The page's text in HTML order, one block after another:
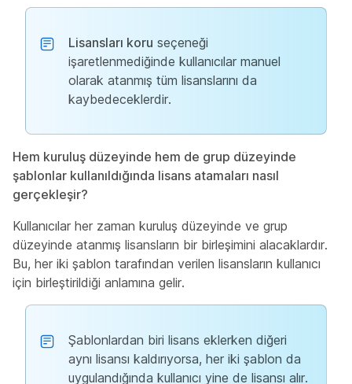
Lisansları koru seçeneği
işaretlenmediğinde kullanıcılar manuel
olarak atanmış tüm lisanslarını da
kaybedeceklerdir.
Hem kuruluş düzeyinde hem de grup düzeyinde
şablonlar kullanıldığında lisans atamaları nasıl
gerçekleşir?
Kullanıcılar her zaman kuruluş düzeyinde ve grup
düzeyinde atanmış lisansların bir birleşimini alacaklardır.
Bu, her iki şablon tarafından verilen lisansların kullanıcı
için birleştirildiği anlamına gelir.
Şablonlardan biri lisans eklerken diğeri
aynı lisansı kaldırıyorsa, her iki şablon da
uygulandığında kullanıcı yine de lisansı alır.